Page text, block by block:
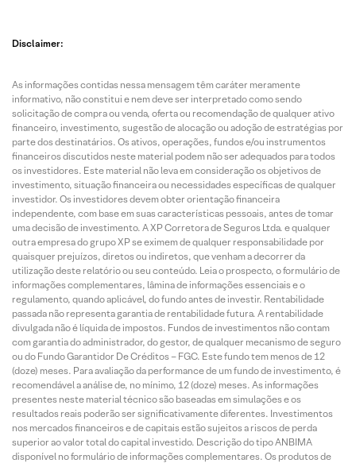
Disclaimer:
As informações contidas nessa mensagem têm caráter meramente
informativo, não constitui e nem deve ser interpretado como sendo
solicitação de compra ou venda, oferta ou recomendação de qualquer ativo
financeiro, investimento, sugestão de alocação ou adoção de estratégias por
parte dos destinatários. Os ativos, operações, fundos e/ou instrumentos
financeiros discutidos neste material podem não ser adequados para todos
os investidores. Este material não leva em consideração os objetivos de
investimento, situação financeira ou necessidades específicas de qualquer
investidor. Os investidores devem obter orientação financeira
independente, com base em suas características pessoais, antes de tomar
uma decisão de investimento. A XP Corretora de Seguros Ltda. e qualquer
outra empresa do grupo XP se eximem de qualquer responsabilidade por
quaisquer prejuízos, diretos ou indiretos, que venham a decorrer da
utilização deste relatório ou seu conteúdo. Leia o prospecto, o formulário de
informações complementares, lâmina de informações essenciais e o
regulamento, quando aplicável, do fundo antes de investir. Rentabilidade
passada não representa garantia de rentabilidade futura. A rentabilidade
divulgada não é líquida de impostos. Fundos de investimentos não contam
com garantia do administrador, do gestor, de qualquer mecanismo de seguro
ou do Fundo Garantidor De Créditos – FGC. Este fundo tem menos de 12
(doze) meses. Para avaliação da performance de um fundo de investimento, é
recomendável a análise de, no mínimo, 12 (doze) meses. As informações
presentes neste material técnico são baseadas em simulações e os
resultados reais poderão ser significativamente diferentes. Investimentos
nos mercados financeiros e de capitais estão sujeitos a riscos de perda
superior ao valor total do capital investido. Descrição do tipo ANBIMA
disponível no formulário de informações complementares. Os produtos de